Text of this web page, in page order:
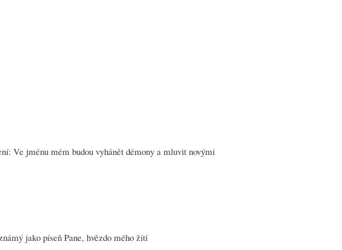
Ve jménu mém budou vyhánět démony a mluvit novými
jako píseň Pane, hvězdo mého žití